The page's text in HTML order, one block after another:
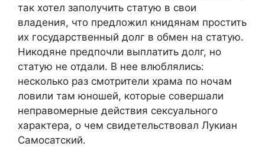
так хотел заполучить статую в свои
владения, что предложил книдянам простить
их государственный долг в обмен на статую.
Никодяне предпочли выплатить долг, но
статую не отдали. В нее влюблялись:
несколько раз смотрители храма по ночам
ловили там юношей, которые совершали
неправомерные действия сексуального
характера, о чем свидетельствовал Лукиан
Самосатский.